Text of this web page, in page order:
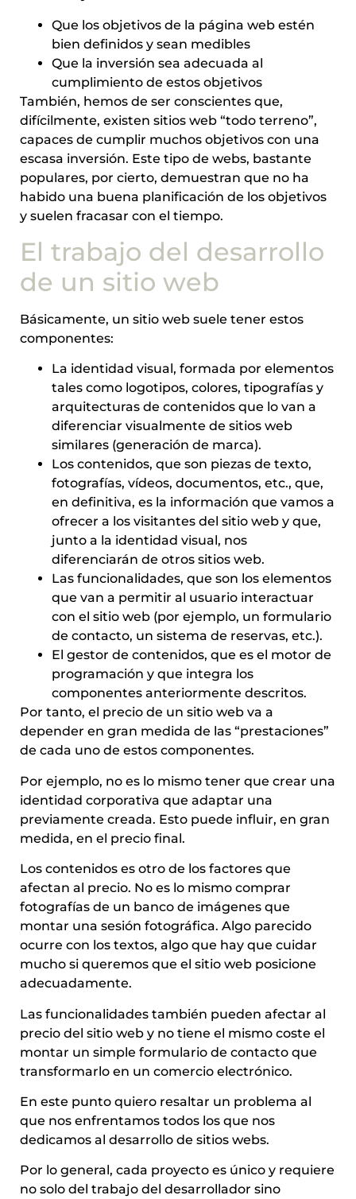
Que los objetivos de la página web estén
bien definidos y sean medibles
Que la inversión sea adecuada al
cumplimiento de estos objetivos
También, hemos de ser conscientes que,
difícilmente, existen sitios web “todo terreno”,
capaces de cumplir muchos objetivos con una
escasa inversión. Este tipo de webs, bastante
populares, por cierto, demuestran que no ha
habido una buena planificación de los objetivos
y suelen fracasar con el tiempo.
El trabajo del desarrollo
de un sitio web
Básicamente, un sitio web suele tener estos
componentes:
La identidad visual, formada por elementos
tales como logotipos, colores, tipografías y
arquitecturas de contenidos que lo van a
diferenciar visualmente de sitios web
similares (generación de marca).
Los contenidos, que son piezas de texto,
fotografías, vídeos, documentos, etc., que,
en definitiva, es la información que vamos a
ofrecer a los visitantes del sitio web y que,
junto a la identidad visual, nos
diferenciarán de otros sitios web.
Las funcionalidades, que son los elementos
que van a permitir al usuario interactuar
con el sitio web (por ejemplo, un formulario
de contacto, un sistema de reservas, etc.).
El gestor de contenidos, que es el motor de
programación y que integra los
componentes anteriormente descritos.
Por tanto, el precio de un sitio web va a
depender en gran medida de las “prestaciones”
de cada uno de estos componentes.
Por ejemplo, no es lo mismo tener que crear una
identidad corporativa que adaptar una
previamente creada. Esto puede influir, en gran
medida, en el precio final.
Los contenidos es otro de los factores que
afectan al precio. No es lo mismo comprar
fotografías de un banco de imágenes que
montar una sesión fotográfica. Algo parecido
ocurre con los textos, algo que hay que cuidar
mucho si queremos que el sitio web posicione
adecuadamente.
Las funcionalidades también pueden afectar al
precio del sitio web y no tiene el mismo coste el
montar un simple formulario de contacto que
transformarlo en un comercio electrónico.
En este punto quiero resaltar un problema al
que nos enfrentamos todos los que nos
dedicamos al desarrollo de sitios webs.
Por lo general, cada proyecto es único y requiere
no solo del trabajo del desarrollador sino